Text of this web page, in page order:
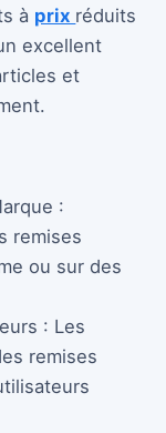
à prix réduits
excellent
et
:
remises
ou sur des
: Les
remises